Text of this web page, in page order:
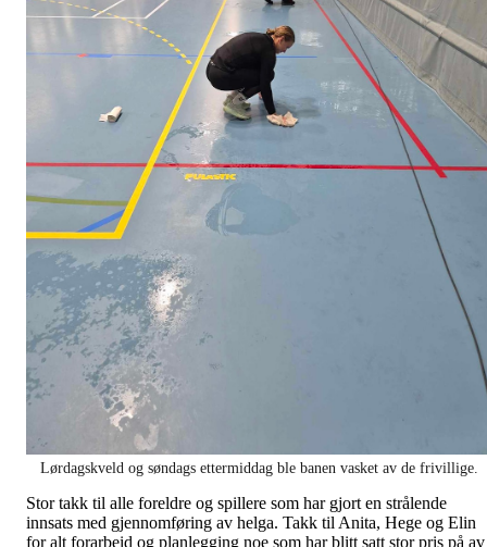
Lørdagskveld og søndags ettermiddag ble banen vasket av de frivillige.
Stor takk til alle foreldre og spillere som har gjort en strålende
innsats med gjennomføring av helga. Takk til Anita, Hege og Elin
for alt forarbeid og planlegging noe som har blitt satt stor pris på av